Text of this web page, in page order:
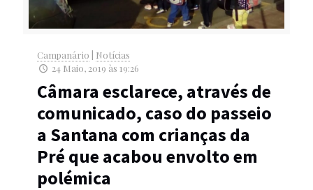
Campanário
Notícias
24 Maio, 2019 às 19:26
Câmara esclarece, através de
comunicado, caso do passeio
a Santana com crianças da
Pré que acabou envolto em
polémica